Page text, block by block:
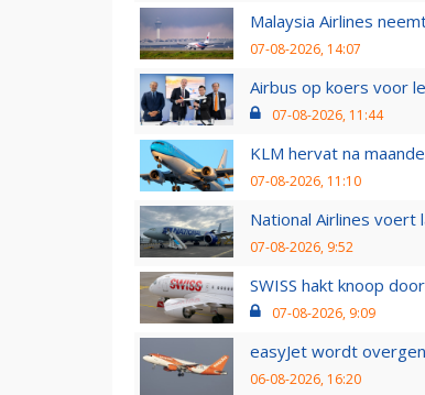
Malaysia Airlines
07-08-2026, 14:07
Airbus op koers voor
07-08-2026, 11:44
KLM hervat na
07-08-2026, 11:10
National Airlines
07-08-2026, 9:52
SWISS hakt knoop
07-08-2026, 9:09
easyJet wordt
06-08-2026, 16:20